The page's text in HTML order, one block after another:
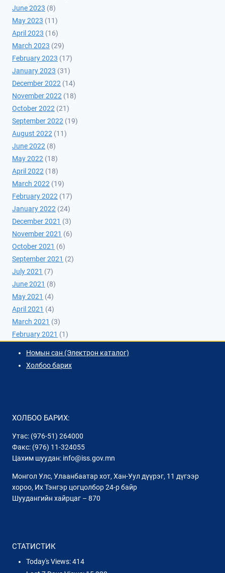
June 2023 (8)
May 2023 (11)
April 2023 (16)
March 2023 (29)
February 2023 (17)
January 2023 (31)
December 2022 (14)
November 2022 (18)
October 2022 (21)
September 2022 (19)
August 2022 (11)
June 2022 (8)
May 2022 (18)
April 2022 (18)
March 2022 (19)
February 2022 (17)
January 2022 (24)
December 2021 (3)
November 2021 (6)
October 2021 (6)
September 2021 (2)
July 2021 (7)
June 2021 (8)
May 2021 (4)
April 2021 (4)
March 2021 (3)
February 2021 (1)
Номын сан (Электрон каталог)
Холбоо барих
ХОЛБОО БАРИХ:
Утас: (976-51) 264000
Факс: (976) 11-324055
Цахим шуудан: info@iss.gov.mn
Монгол Улс, Улаанбаатар хот, Хан-Уул дүүрэг, 11 дүгээр
хороо, Их Тэнгэр цогцолбор 24-р байр
Шуудангийн хайрцаг – 870
СТАТИСТИК
Today's Views:414